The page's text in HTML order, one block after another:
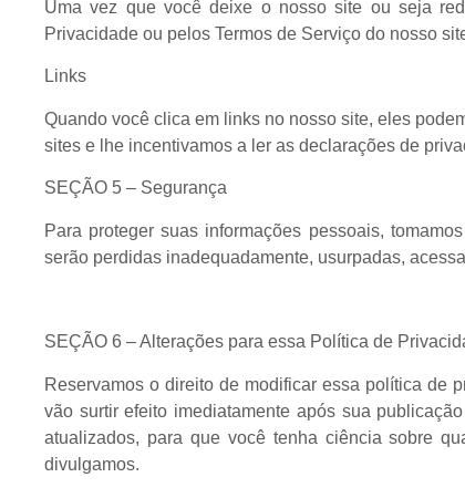
Uma vez que você deixe o nosso site ou seja
Privacidade ou pelos Termos de Serviço do nosso
Links
Quando você clica em links no nosso site, eles
sites e lhe incentivamos a ler as declarações de
SEÇÃO 5 – Segurança
Para proteger suas informações pessoais,
serão perdidas inadequadamente, usurpadas,
SEÇÃO 6 – Alterações para essa Política de
Reservamos o direito de modificar essa política de
vão surtir efeito imediatamente após sua
atualizados, para que você tenha ciência sobre
divulgamos.